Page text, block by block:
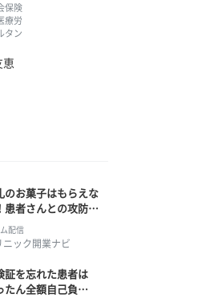
保険
療労
タン
恵
のお菓子はもらえな
患者さんとの攻防の
配信
ニック開業ナビ
証を忘れた患者は
たん全額自己負